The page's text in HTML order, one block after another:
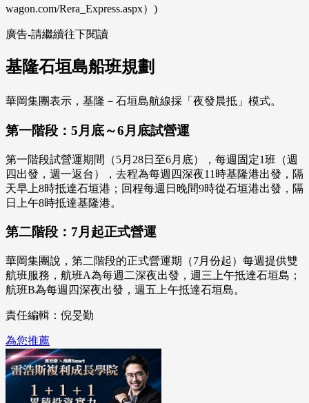
wagon.com/Rera_Express.aspx）)
廣告-請繼續往下閱讀
基隆石垣島船班規劃
華岡集團表示，基隆－石垣島航線採「夜發晨抵」模式。
第一階段：5月底～6月底試營運
第一階段試營運期間（5月28日至6月底），每週固定1班（週
四出發，週一返台），去程為每週四深夜11時基隆港出發，隔
天早上8時抵達石垣港；回程每週日晚間9時從石垣港出發，隔
日上午8時抵達基隆港。
第二階段：7月起正式營運
華岡集團說，第二階段的正式營運期（7月份起）每週提供雙
航班服務，航班A為每週二深夜出發，週三上午抵達石垣島；
航班B為每週四深夜出發，週五上午抵達石垣島。
責任編輯：倪旻勤
為您推薦